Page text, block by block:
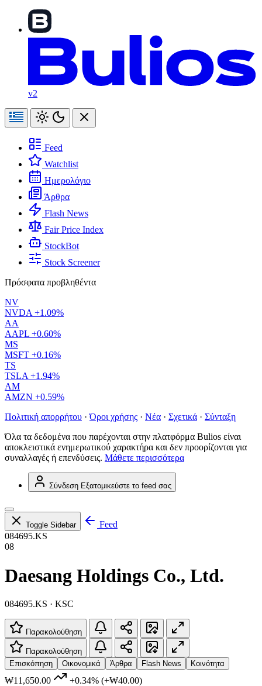
v2
Feed
Watchlist
Ημερολόγιο
Άρθρα
Flash News
Fair Price Index
StockBot
Stock Screener
Πρόσφατα προβληθέντα
NV
NVDA +1.09%
AA
AAPL +0.60%
MS
MSFT +0.16%
TS
TSLA +1.94%
AM
AMZN +0.59%
Πολιτική απορρήτου · Όροι χρήσης · Νέα · Σχετικά · Σύνταξη
Όλα τα δεδομένα που παρέχονται στην πλατφόρμα Bulios είναι
αποκλειστικά ενημερωτικού χαρακτήρα και δεν προορίζονται για
συναλλαγές ή επενδύσεις. Μάθετε περισσότερα
Σύνδεση Εξατομικεύστε το feed σας
Toggle Sidebar
Feed
084695.KS
08
Daesang Holdings Co., Ltd.
084695.KS · KSC
Παρακολούθηση
Παρακολούθηση
Επισκόπηση
Οικονομικά Άρθρα Flash News Κοινότητα
₩11,650.00 +0.34% (+₩40.00)